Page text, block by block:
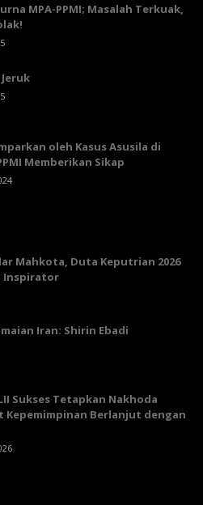
MPA-PPMI; Masalah Terkuak,
oleh Kasus Asusila di
Memberikan Sikap
Mahkota, Duta Keputrian 2026
Inspirator
Iran: Shirin Ebadi
Sukses Tetapkan Nakhoda
Kepemimpinan Berlanjut dengan